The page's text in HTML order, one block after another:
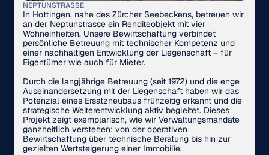
NEPTUNSTRASSE
In Hottingen, nahe des Zürcher Seebeckens, betreuen wir
an der Neptunstrasse ein Renditeobjekt mit vier
Wohneinheiten. Unsere Bewirtschaftung verbindet
persönliche Betreuung mit technischer Kompetenz und
einer nachhaltigen Entwicklung der Liegenschaft – für
Eigentümer wie auch für Mieter.
Durch die langjährige Betreuung (seit 1972) und die enge
Auseinandersetzung mit der Liegenschaft haben wir das
Potenzial eines Ersatzneubaus frühzeitig erkannt und die
strategische Weiterentwicklung aktiv begleitet. Dieses
Projekt zeigt exemplarisch, wie wir Verwaltungsmandate
ganzheitlich verstehen: von der operativen
Bewirtschaftung über technische Beratung bis hin zur
gezielten Wertsteigerung einer Immobilie.